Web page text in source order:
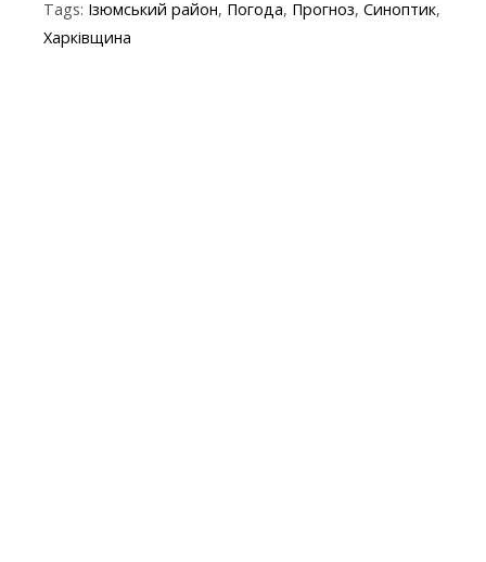
b er gr p
Tags: Ізюмський район, Погода, Прогноз, Синоптик,
Харківщина